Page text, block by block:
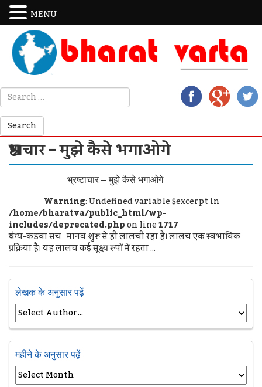
भ्रष्टाचार – मुझे कैसे भगाओगे
भ्रष्टाचार – मुझे कैसे भगाओगे
Warning: Undefined variable $excerpt in
/home/bharatva/public_html/wp-
includes/deprecated.phpon line1717
व्यंग्य-कड़वा सच मानव शुरू से ही लालची रहा है। लालच एक स्वभाविक
प्रक्रिया है। यह लालच कई सूक्ष्य रूपों में रहता ...
लेखक के अनुसार पढ़ें
महीने के अनुसार पढ़ें
MENU